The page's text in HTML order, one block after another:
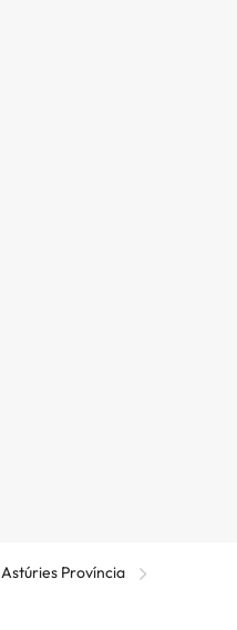
Astúries Província